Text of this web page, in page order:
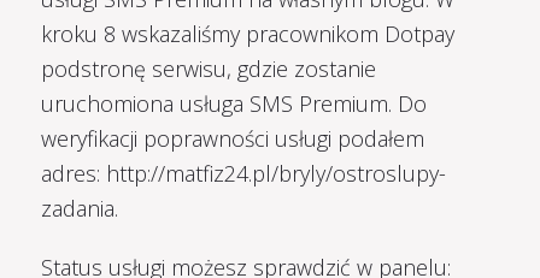
kroku 8 wskazaliśmy pracownikom Dotpay
podstronę serwisu, gdzie zostanie
uruchomiona usługa SMS Premium. Do
weryfikacji poprawności usługi podałem
adres: http://matfiz24.pl/bryly/ostroslupy-
zadania.
Status usługi możesz sprawdzić w panelu: